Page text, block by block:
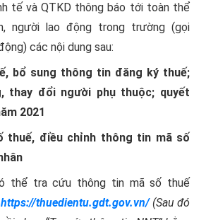
tế và QTKD thông báo tới toàn thể
người lao động trong trường (gọi
các nội dung sau:
bổ sung thông tin đăng ký thuế;
thay đổi người phụ thuộc; quyết
2021
thuế, điều chỉnh thông tin mã số
thể tra cứu thông tin mã số thuế
https://thuedientu.gdt.gov.vn/ (Sau đó